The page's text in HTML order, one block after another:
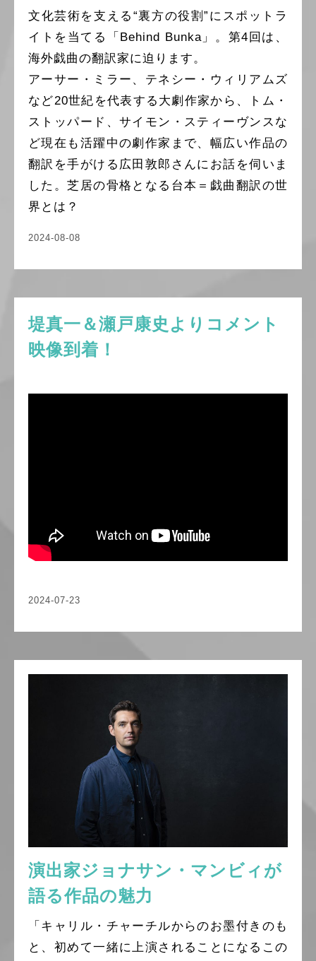
文化芸術を支える“裏方の役割”にスポットラ
イトを当てる「Behind Bunka」。第4回は、
海外戯曲の翻訳家に迫ります。
アーサー・ミラー、テネシー・ウィリアムズ
など20世紀を代表する大劇作家から、トム・
ストッパード、サイモン・スティーヴンスな
ど現在も活躍中の劇作家まで、幅広い作品の
翻訳を手がける広田敦郎さんにお話を伺いま
した。芝居の骨格となる台本＝戯曲翻訳の世
界とは？
2024-08-08
堤真一＆瀬戸康史よりコメント
映像到着！
2024-07-23
演出家ジョナサン・マンビィが
語る作品の魅力
「キャリル・チャーチルからのお墨付きのも
と、初めて一緒に上演されることになるこの